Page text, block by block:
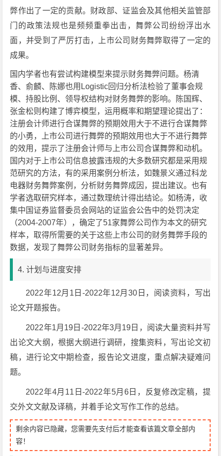
弊作出了一定的贡献。财政部、证监会及其他相关监管部
门的政策法规也是频频重拳出击，舞弊公司纷纷浮出水
面，并受到了严厉打击，上市公司财务舞弊取得了一定的
成果。
国内学者也有尝试构建模型来提示财务舞弊问题。杨清
香、俞麟、陈娜也用Logistic回归分析法检验了董事会规
模、持股比例、领导权结构对财务舞弊的影响。陈国辉、
张金松则构建了博弈模型，运用概率和期望理论提出了：
注册会计师进行合谋舞弊的预期效用大于不进行合谋舞弊
的小勇，上市公司进行舞弊的预期效用也大于不进行舞弊
的效用，提示了注册会计师与上市公司合谋舞弊和动机。
国内对于上市公司信息披露违规的大多数研究都是采用规
范研究的方法，有的采用案例分析法，如魏景义通过科龙
电器财务舞弊案例，分析财务舞弊成因，提出建议。也有
学者选取研究样本，通过数理统计得出结论。如杨涛，收
集中国证券监督委员会网站的证监会公告中的处罚决定
（2004-2007年），确定了51家舞弊公司作为本文的研究
样本，取得所需要的关于这些上市公司的财务舞弊手段的
数据，发现了舞弊公司财务指标的显著差异。
4. 计划与进度安排
2022年12月1日-2022年12月30日，阅读资料，写出
论文开题报告。
2022年1月19日-2022年3月19日，阅读大量资料并写
出论文大纲，根据大纲进行调研，搜集资料，写出论文初
稿，进行论文中期检查，报告论文进度，重点解决疑难问
题。
2022年4月11日-2022年5月6日，反复修改定稿，提
交外文文献及译稿，并着手论文写作工作的总结。
剩余内容已隐藏，您需要先支付后才能查看该篇文章全部内
容！